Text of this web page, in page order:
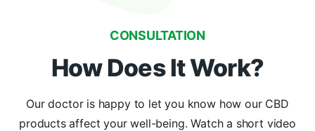
CONSULTATION
How Does It Work?
Our doctor is happy to let you know how our CBD
products affect your well-being. Watch a short video